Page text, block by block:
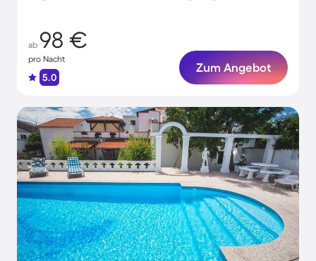
ab 98 €
pro Nacht
5.0
Zum Angebot